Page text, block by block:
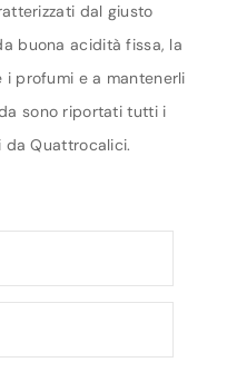
dal giusto
buona acidità fissa, la
profumi e a mantenerli
sono riportati tutti i
da Quattrocalici.